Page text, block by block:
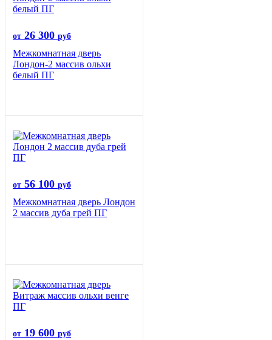
от 26 300 руб
Межкомнатная дверь
Лондон-2 массив ольхи
белый ПГ
от 56 100 руб
Межкомнатная дверь Лондон
2 массив дуба грей ПГ
от 19 600 руб